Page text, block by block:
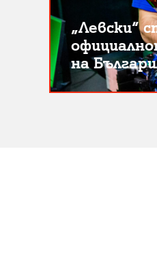
„Левски“
на